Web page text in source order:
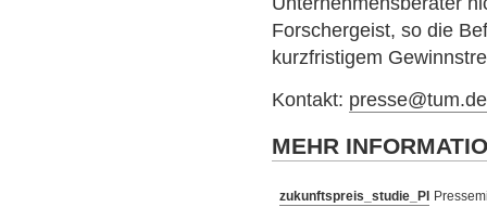
Forschergeist, so die
kurzfristigem
Kontakt: presse@tum.de
MEHR
zukunftspreis_studie_PI